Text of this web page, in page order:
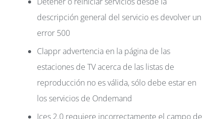
descripción general del servicio es devolver un
error 500
Clappr advertencia en la página de las
estaciones de TV acerca de las listas de
reproducción no es válida, sólo debe estar en
los servicios de Ondemand
Ices 2.0 requiere incorrectamente el campo de